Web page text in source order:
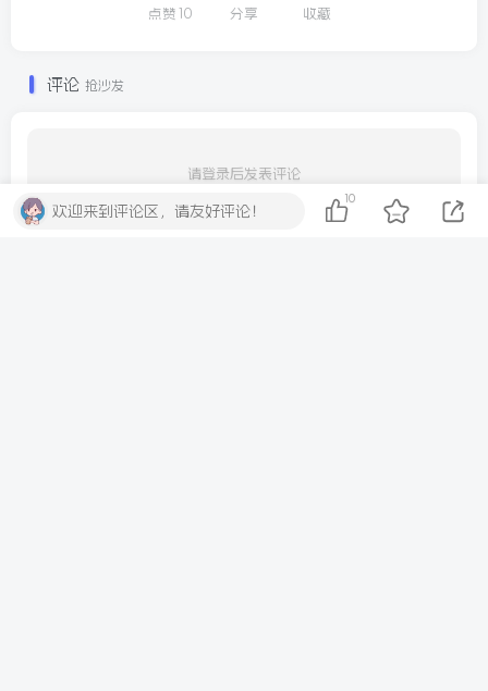
点赞 10 分享 收藏
评论 抢沙发
请登录后发表评论
登录 注册
欢迎来到评论区，请友好评论！
10